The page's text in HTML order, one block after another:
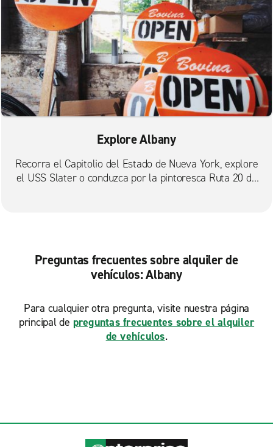
Explore Albany
Recorra el Capitolio del Estado de Nueva York, explore
el USS Slater o conduzca por la pintoresca Ruta 20 de
Preguntas frecuentes sobre alquiler de
vehículos: Albany
Para cualquier otra pregunta, visite nuestra página
principal de preguntas frecuentes sobre el alquiler
de vehículos.